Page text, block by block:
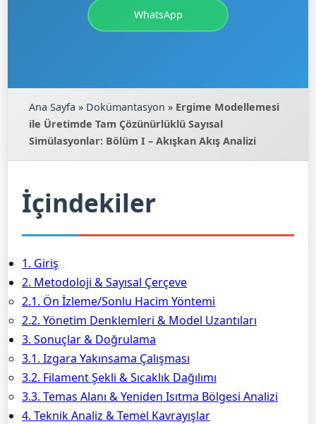
WhatsApp
Ana Sayfa » Dokümantasyon » Ergime Modellemesi
ile Üretimde Tam Çözünürlüklü Sayısal
Simülasyonlar: Bölüm I – Akışkan Akış Analizi
İçindekiler
1. Giriş
2. Metodoloji & Sayısal Çerçeve
2.1. Ön İzleme/Sonlu Hacim Yöntemi
2.2. Yönetim Denklemleri & Model Uzantıları
3. Sonuçlar & Doğrulama
3.1. Izgara Yakınsama Çalışması
3.2. Filament Şekli & Sıcaklık Dağılımı
3.3. Temas Alanı & Yeniden Isıtma Bölgesi Analizi
4. Teknik Analiz & Temel Kavrayışlar